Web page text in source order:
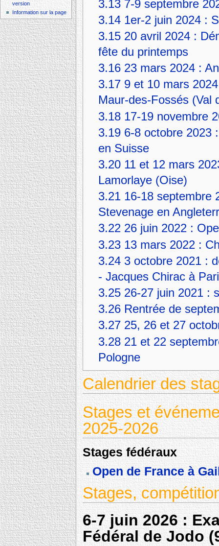
3.13 7-9 septembre
3.14 1er-2 juin 2024 :
3.15 20 avril 2024 :
fête du printemps
3.16 23 mars 2024 :
3.17 9 et 10 mars
Maur-des-Fossés (Val
3.18 17-19 novembre
3.19 6-8 octobre 2023
en Suisse
3.20 11 et 12 mars
Lamorlaye (Oise)
3.21 16-18 septembre
Stevenage en
3.22 26 juin 2022 :
3.23 13 mars 2022 :
3.24 3 octobre 2021 :
- Jacques Chirac à
3.25 26-27 juin 2021 :
3.26 Rentrée de
3.27 25, 26 et 27
3.28 21 et 22
Pologne
Calendrier des
Stages et
2025-2026
Stages fédéraux
Open de France à
Stages,
6-7 juin 2026 :
Fédéral de Jodo
version
Information sur la page